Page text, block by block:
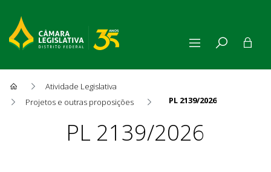
Atividade Legislativa
Projetos e outras proposições
PL 2139/2026
ProposiçãoPL 2139/2026